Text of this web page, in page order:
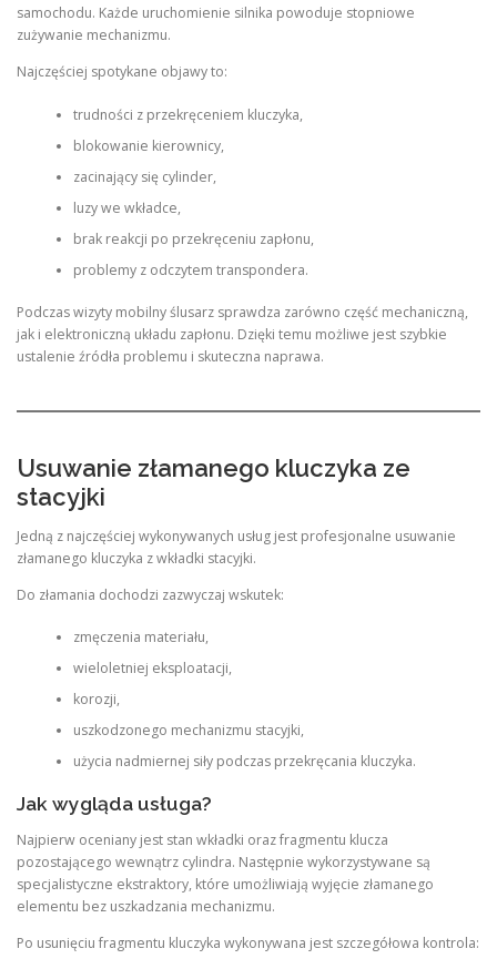
samochodu. Każde uruchomienie silnika powoduje stopniowe
zużywanie mechanizmu.
Najczęściej spotykane objawy to:
trudności z przekręceniem kluczyka,
blokowanie kierownicy,
zacinający się cylinder,
luzy we wkładce,
brak reakcji po przekręceniu zapłonu,
problemy z odczytem transpondera.
Podczas wizyty mobilny ślusarz sprawdza zarówno część mechaniczną,
jak i elektroniczną układu zapłonu. Dzięki temu możliwe jest szybkie
ustalenie źródła problemu i skuteczna naprawa.
Usuwanie złamanego kluczyka ze
stacyjki
Jedną z najczęściej wykonywanych usług jest profesjonalne usuwanie
złamanego kluczyka z wkładki stacyjki.
Do złamania dochodzi zazwyczaj wskutek:
zmęczenia materiału,
wieloletniej eksploatacji,
korozji,
uszkodzonego mechanizmu stacyjki,
użycia nadmiernej siły podczas przekręcania kluczyka.
Jak wygląda usługa?
Najpierw oceniany jest stan wkładki oraz fragmentu klucza
pozostającego wewnątrz cylindra. Następnie wykorzystywane są
specjalistyczne ekstraktory, które umożliwiają wyjęcie złamanego
elementu bez uszkadzania mechanizmu.
Po usunięciu fragmentu kluczyka wykonywana jest szczegółowa kontrola: